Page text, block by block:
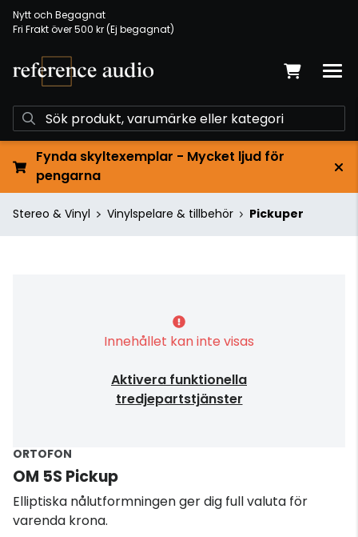
Nytt och Begagnat
Fri Frakt över 500 kr (Ej begagnat)
Fynda skyltexemplar - Mycket ljud för
pengarna
Stereo & Vinyl Vinylspelare & tillbehör Pickuper
Innehållet kan inte visas
Aktivera funktionella
tredjepartstjänster
ORTOFON
OM 5S Pickup
Elliptiska nålutformningen ger dig full valuta för
varenda krona.